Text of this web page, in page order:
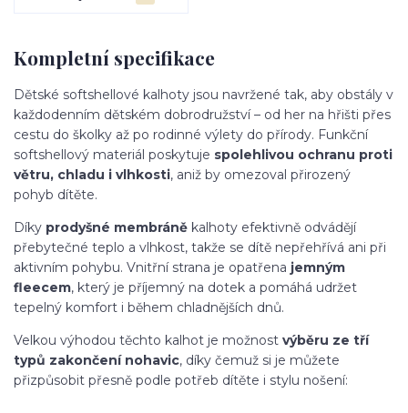
Kompletní specifikace
Dětské softshellové kalhoty jsou navržené tak, aby obstály v
každodenním dětském dobrodružství – od her na hřišti přes
cestu do školky až po rodinné výlety do přírody. Funkční
softshellový materiál poskytuje spolehlivou ochranu proti
větru, chladu i vlhkosti, aniž by omezoval přirozený
pohyb dítěte.
Díky prodyšné membráně kalhoty efektivně odvádějí
přebytečné teplo a vlhkost, takže se dítě nepřehřívá ani při
aktivním pohybu. Vnitřní strana je opatřena jemným
fleecem, který je příjemný na dotek a pomáhá udržet
tepelný komfort i během chladnějších dnů.
Velkou výhodou těchto kalhot je možnost výběru ze tří
typů zakončení nohavic, díky čemuž si je můžete
přizpůsobit přesně podle potřeb dítěte i stylu nošení: